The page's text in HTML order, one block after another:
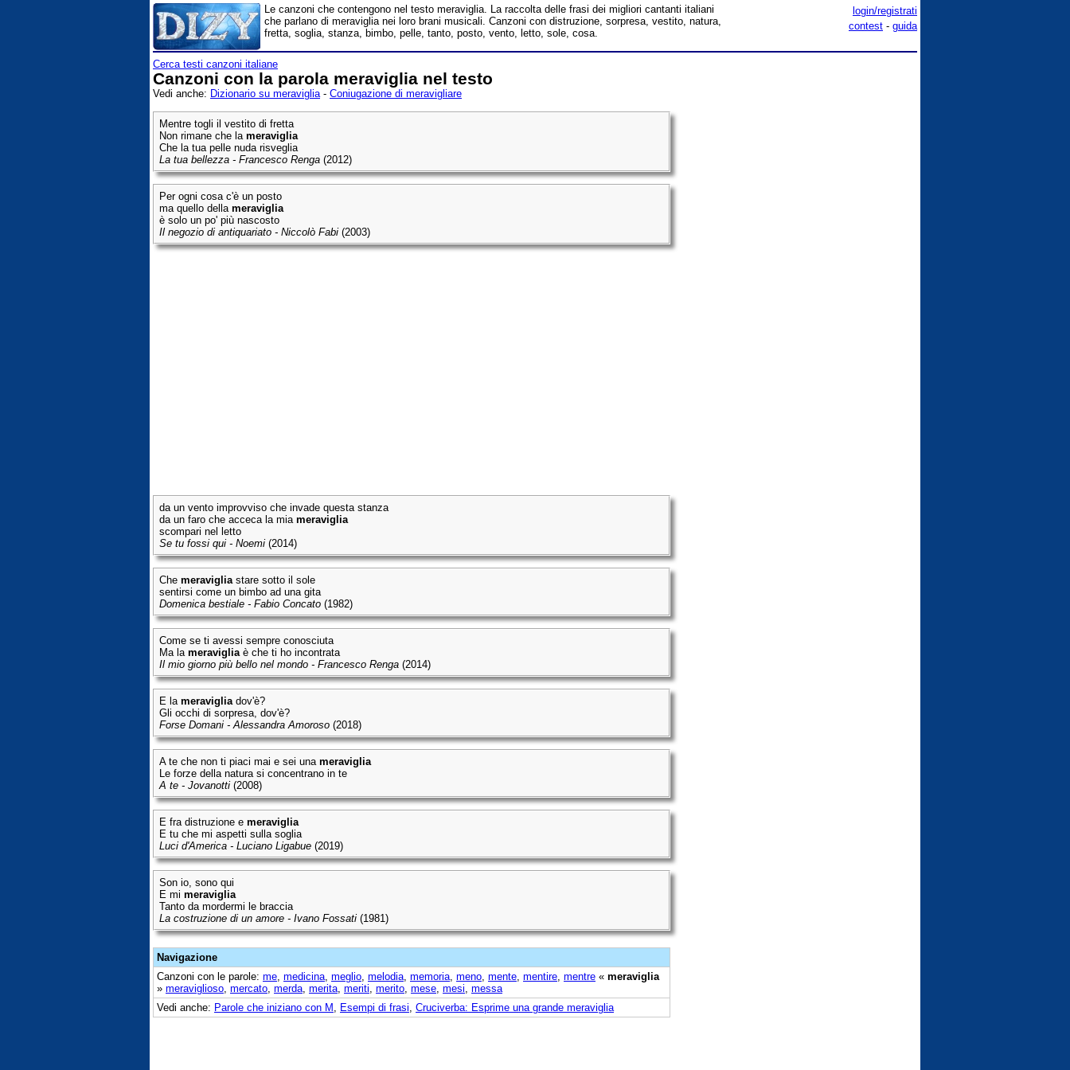
login/registrati
contest - guida
Le canzoni che contengono nel testo meraviglia. La raccolta delle frasi dei migliori cantanti italiani
che parlano di meraviglia nei loro brani musicali. Canzoni con distruzione, sorpresa, vestito, natura,
fretta, soglia, stanza, bimbo, pelle, tanto, posto, vento, letto, sole, cosa.
Cerca testi canzoni italiane
Canzoni con la parola meraviglia nel testo
Vedi anche: Dizionario su meraviglia - Coniugazione di meravigliare
Mentre togli il vestito di fretta
Non rimane che la meraviglia
Che la tua pelle nuda risveglia
La tua bellezza - Francesco Renga (2012)
Per ogni cosa c'è un posto
ma quello della meraviglia
è solo un po' più nascosto
Il negozio di antiquariato - Niccolò Fabi (2003)
da un vento improvviso che invade questa stanza
da un faro che acceca la mia meraviglia
scompari nel letto
Se tu fossi qui - Noemi (2014)
Che meraviglia stare sotto il sole
sentirsi come un bimbo ad una gita
Domenica bestiale - Fabio Concato (1982)
Come se ti avessi sempre conosciuta
Ma la meraviglia è che ti ho incontrata
Il mio giorno più bello nel mondo - Francesco Renga (2014)
E la meraviglia dov'è?
Gli occhi di sorpresa, dov'è?
Forse Domani - Alessandra Amoroso (2018)
A te che non ti piaci mai e sei una meraviglia
Le forze della natura si concentrano in te
A te - Jovanotti (2008)
E fra distruzione e meraviglia
E tu che mi aspetti sulla soglia
Luci d'America - Luciano Ligabue (2019)
Son io, sono qui
E mi meraviglia
Tanto da mordermi le braccia
La costruzione di un amore - Ivano Fossati (1981)
Navigazione
Canzoni con le parole: me medicina meglio melodia memoria meno mente mentire mentre « meraviglia
» meraviglioso mercato merda merita meriti merito mese mesi messa
Vedi anche: Parole che iniziano con M Esempi di frasi Cruciverba: Esprime una grande meraviglia